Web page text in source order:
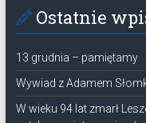
Ostatnie
13 grudnia – pamiętamy
Wywiad z Adamem
W wieku 94 lat zmarł